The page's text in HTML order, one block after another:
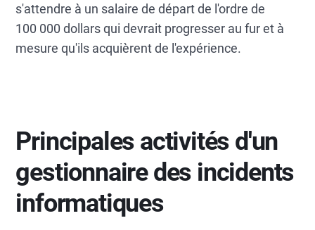
s'attendre à un salaire de départ de l'ordre de
100 000 dollars qui devrait progresser au fur et à
mesure qu'ils acquièrent de l'expérience.
Principales activités d'un
gestionnaire des incidents
informatiques